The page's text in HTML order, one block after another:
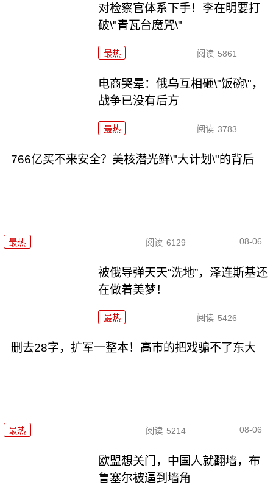
对检察官体系下手！李在明要打
破\"青瓦台魔咒\"
最热 阅读 5861
电商哭晕：俄乌互相砸\"饭碗\"，
战争已没有后方
最热 阅读 3783
766亿买不来安全？美核潜光鲜\"大计划\"的背后
最热 阅读 6129 08-06
被俄导弹天天“洗地”，泽连斯基还
在做着美梦！
最热 阅读 5426
删去28字，扩军一整本！高市的把戏骗不了东大
最热 阅读 5214 08-06
欧盟想关门，中国人就翻墙，布
鲁塞尔被逼到墙角